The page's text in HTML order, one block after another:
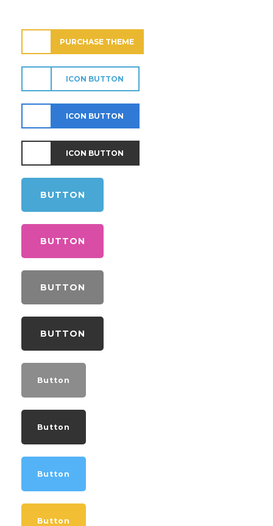
PURCHASE THEME
ICON BUTTON
ICON BUTTON
ICON BUTTON
BUTTON
BUTTON
BUTTON
BUTTON
Button
Button
Button
Button